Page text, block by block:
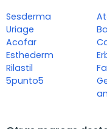
Sesderma
Uriage
Acofar
Esthederm
Rilastil
5punto5